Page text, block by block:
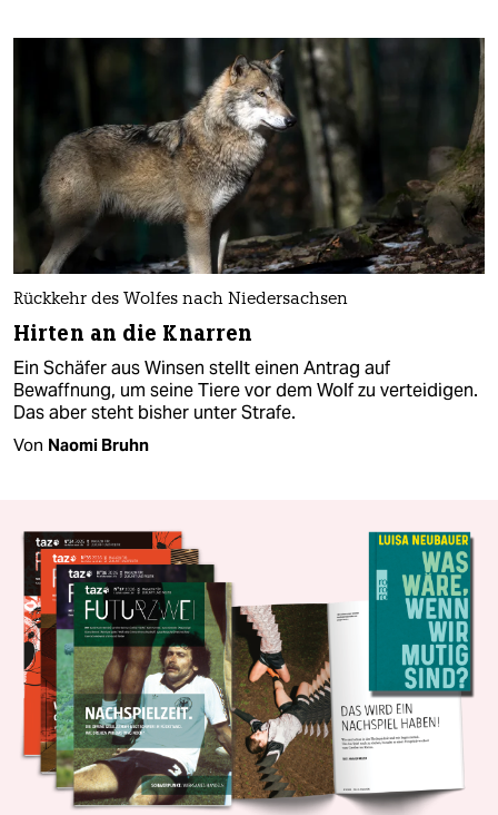
Rückkehr des Wolfes nach Niedersachsen
Hirten an die Knarren
Ein Schäfer aus Winsen stellt einen Antrag auf
Bewaffnung, um seine Tiere vor dem Wolf zu verteidigen.
Das aber steht bisher unter Strafe.
Von Naomi Bruhn